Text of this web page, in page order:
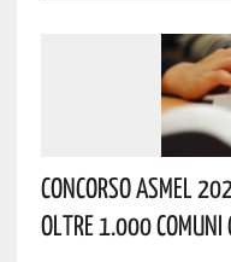
Concorso Asmel
Oltre 1.000